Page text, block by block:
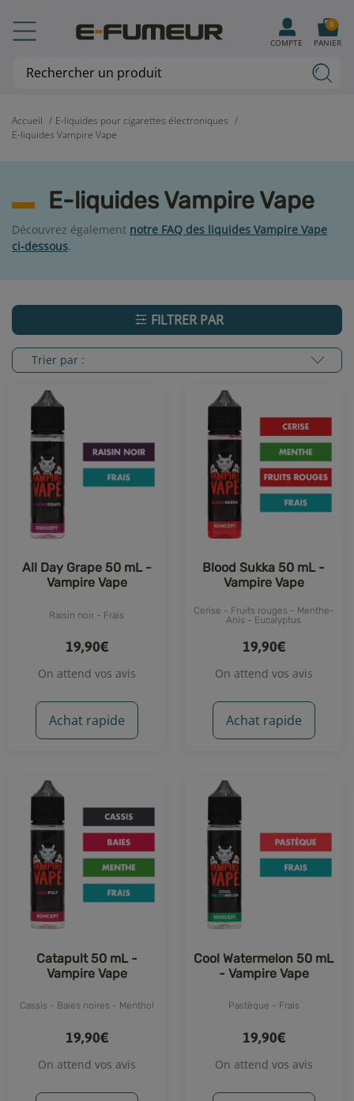
Accueil
E-liquides pour cigarettes électroniques
E-liquides Vampire Vape
E-liquides Vampire Vape
Découvrez également notre FAQ des liquides Vampire Vape
ci-dessous.
FILTRER PAR
Trier par :
All Day Grape 50 mL -
Vampire Vape
Raisin noir - Frais
19,90€
On attend vos avis
Achat rapide
Blood Sukka 50 mL -
Vampire Vape
Cerise - Fruits rouges - Menthe-
Anis - Eucalyptus
19,90€
On attend vos avis
Achat rapide
Catapult 50 mL -
Vampire Vape
Cassis - Baies noires - Menthol
19,90€
On attend vos avis
Cool Watermelon 50 mL
- Vampire Vape
Pastèque - Frais
19,90€
On attend vos avis
COMPTE PANIER
0